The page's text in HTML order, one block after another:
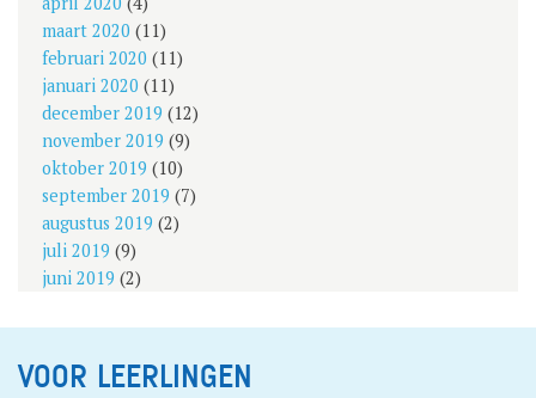
maart 2020 (11)
februari 2020 (11)
januari 2020 (11)
december 2019 (12)
november 2019 (9)
oktober 2019 (10)
september 2019 (7)
augustus 2019 (2)
juli 2019 (9)
juni 2019 (2)
VOOR LEERLINGEN